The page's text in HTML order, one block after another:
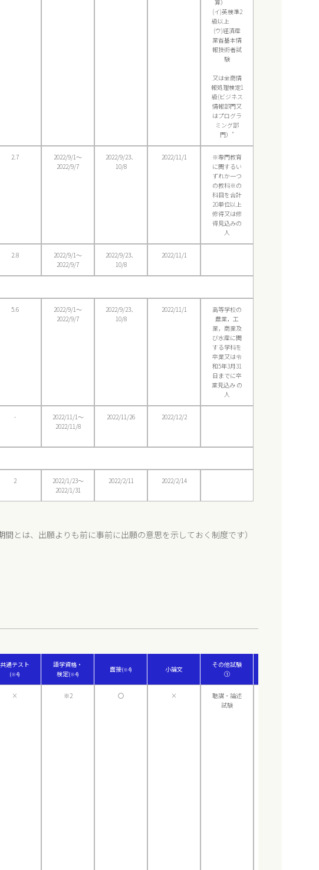
算）
(イ)英検準2
級以上
(ウ)経済産
業省基本情
報技術者試
験
又は全商情
報処理検定1
級(ビジネス
情報部門又
はプログラ
ミング部
門）"
2.7
2022/9/1〜
2022/9/7
2022/9/23、
10/8
2022/11/1
※専門教育
に関するい
ずれか一つ
の教科※の
科目を合計
20単位以上
修得又は修
得見込みの
人
2.8
2022/9/1〜
2022/9/7
2022/9/23、
10/8
2022/11/1
5.6
2022/9/1〜
2022/9/7
2022/9/23、
10/8
2022/11/1
高等学校の
農業，工
業，商業及
び水産に関
する学科を
卒業又は令
和5年3月31
日までに卒
業見込み の
人
-
2022/11/1〜
2022/11/8
2022/11/26 2022/12/2
2
2022/1/23〜
2022/1/31
2022/2/11 2022/2/14
とは、出願よりも前に事前に出願の意思を示しておく制度です）
共通テスト
(※4)
語学資格・
検定(※4)
面接(※4) 小論文
その他試験
①
× ※2 〇 ×
聴講・論述
試験